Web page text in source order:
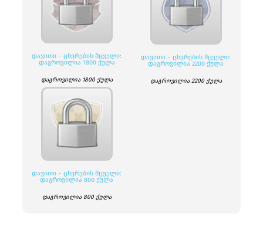
ᲓᲐᲕᲘᲗᲘ − ᲪᲮᲕᲠᲔᲑᲘᲡ ᲛᲪᲕᲔᲚᲘ:
ᲓᲐᲒᲠᲝᲕᲘᲚᲘᲐ 1800 ᲥᲣᲚᲐ
დაგროვილია 1800 ქულა
ᲓᲐᲕᲘᲗᲘ − ᲪᲮᲕᲠᲔᲑᲘᲡ ᲛᲪᲕᲔᲚᲘ:
ᲓᲐᲒᲠᲝᲕᲘᲚᲘᲐ 2200 ᲥᲣᲚᲐ
დაგროვილია 2200 ქულა
ᲓᲐᲕᲘᲗᲘ − ᲪᲮᲕᲠᲔᲑᲘᲡ ᲛᲪᲕᲔᲚᲘ:
ᲓᲐᲒᲠᲝᲕᲘᲚᲘᲐ 800 ᲥᲣᲚᲐ
დაგროვილია 800 ქულა